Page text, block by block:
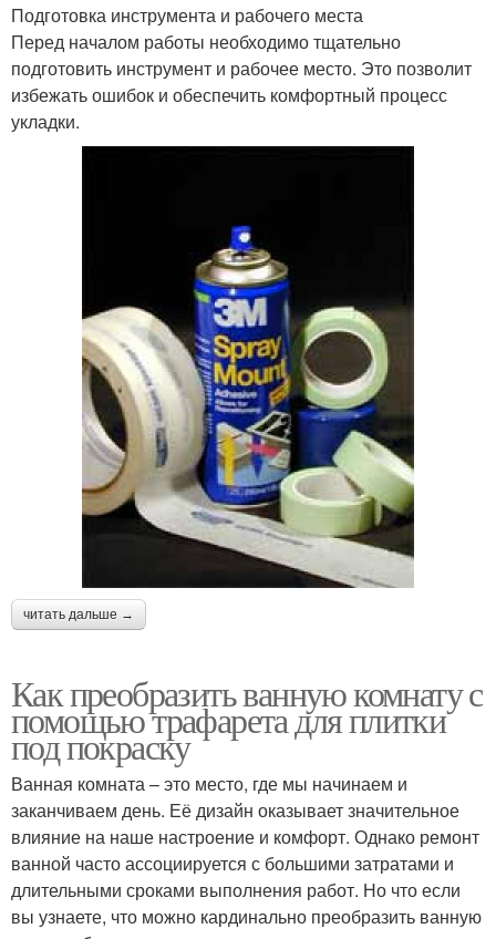
Подготовка инструмента и рабочего места
Перед началом работы необходимо тщательно
подготовить инструмент и рабочее место. Это позволит
избежать ошибок и обеспечить комфортный процесс
укладки.
читать дальше →
Как преобразить ванную комнату с
помощью трафарета для плитки
под покраску
Ванная комната – это место, где мы начинаем и
заканчиваем день. Её дизайн оказывает значительное
влияние на наше настроение и комфорт. Однако ремонт
ванной часто ассоциируется с большими затратами и
длительными сроками выполнения работ. Но что если
вы узнаете, что можно кардинально преобразить ванную